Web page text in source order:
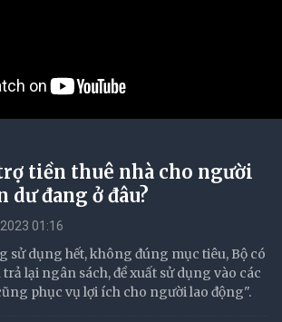
tiền thuê nhà cho người
dư đang ở đâu?
01:16
sử dụng hết, không đúng mục tiêu, Bộ có
lại ngân sách, đề xuất sử dụng vào các
phục vụ lợi ích cho người lao động".